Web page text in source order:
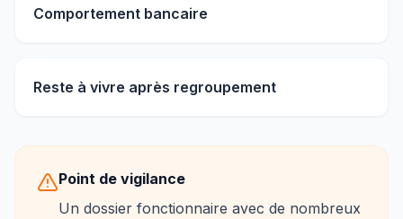
Comportement bancaire
Reste à vivre après regroupement
Point de vigilance
Un dossier fonctionnaire avec de nombreux